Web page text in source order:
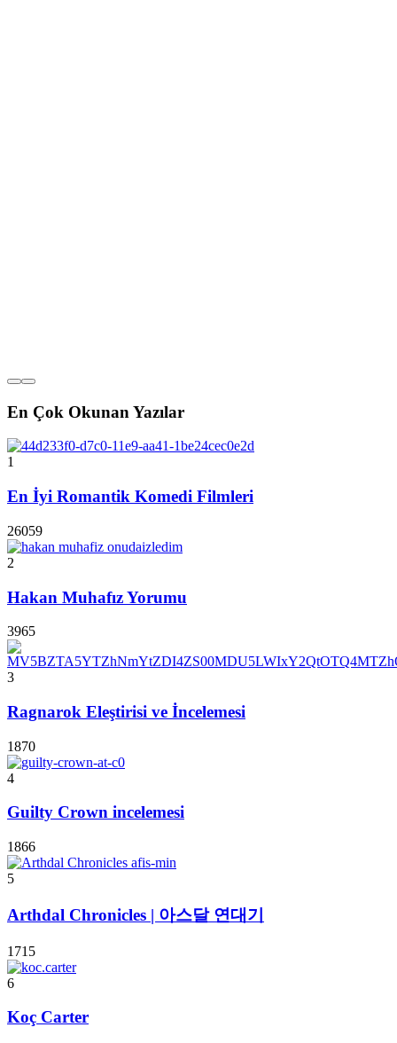
En Çok Okunan Yazılar
1
En İyi Romantik Komedi Filmleri
26059
2
Hakan Muhafız Yorumu
3965
3
Ragnarok Eleştirisi ve İncelemesi
1870
4
Guilty Crown incelemesi
1866
5
Arthdal Chronicles | 아스달 연대기
1715
6
Koç Carter